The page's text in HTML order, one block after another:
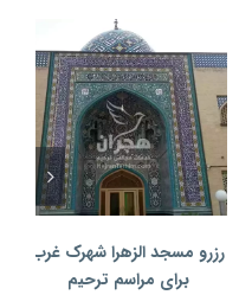
رزرو مسجد الزهرا شهرک غرب
برای مراسم ترحیم